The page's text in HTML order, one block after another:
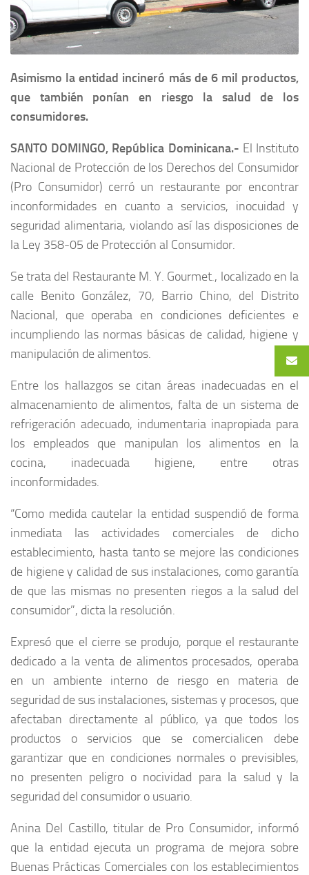
Asimismo la entidad incineró más de 6 mil productos,
que también ponían en riesgo la salud de los
consumidores.
SANTO DOMINGO, República Dominicana.- El Instituto
Nacional de Protección de los Derechos del Consumidor
(Pro Consumidor) cerró un restaurante por encontrar
inconformidades en cuanto a servicios, inocuidad y
seguridad alimentaria, violando así las disposiciones de
la Ley 358-05 de Protección al Consumidor.
Se trata del Restaurante M. Y. Gourmet., localizado en la
calle Benito González, 70, Barrio Chino, del Distrito
Nacional, que operaba en condiciones deficientes e
incumpliendo las normas básicas de calidad, higiene y
manipulación de alimentos.
Entre los hallazgos se citan áreas inadecuadas en el
almacenamiento de alimentos, falta de un sistema de
refrigeración adecuado, indumentaria inapropiada para
los empleados que manipulan los alimentos en la
cocina, inadecuada higiene, entre otras
inconformidades.
“Como medida cautelar la entidad suspendió de forma
inmediata las actividades comerciales de dicho
establecimiento, hasta tanto se mejore las condiciones
de higiene y calidad de sus instalaciones, como garantía
de que las mismas no presenten riegos a la salud del
consumidor”, dicta la resolución.
Expresó que el cierre se produjo, porque el restaurante
dedicado a la venta de alimentos procesados, operaba
en un ambiente interno de riesgo en materia de
seguridad de sus instalaciones, sistemas y procesos, que
afectaban directamente al público, ya que todos los
productos o servicios que se comercialicen debe
garantizar que en condiciones normales o previsibles,
no presenten peligro o nocividad para la salud y la
seguridad del consumidor o usuario.
Anina Del Castillo, titular de Pro Consumidor, informó
que la entidad ejecuta un programa de mejora sobre
Buenas Prácticas Comerciales con los establecimientos